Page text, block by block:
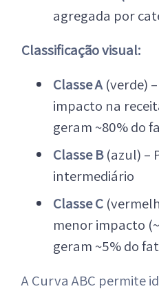
agregada por
Classificação visual:
Classe A(verde)
impacto na
geram ~80% do
Classe B(azul) –
intermediário
Classe C
menor impacto
geram ~5% do
A Curva ABC permite